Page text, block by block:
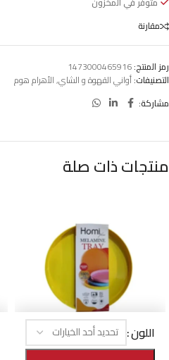
مقارنة
رمز المنتج:1473000465916
التصنيفات:أواني القهوة و الشاي,الأهرام هوم
مشاركة:
منتجات ذات صلة
اللون